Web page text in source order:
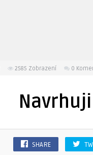
2585 Zobrazení 0
SHARE